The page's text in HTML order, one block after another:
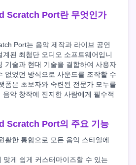
Scratch Port란 무엇인가
Port는 음악 제작과 라이브 공연
계된 최첨단 오디오 소프트웨어입니
기술과 현대 기술을 결합하여 사용자
없었던 방식으로 사운드를 조작할 수
폼은 초보자와 숙련된 전문가 모두를
음악 창작에 진지한 사람에게 필수적
Scratch Port의 주요 기능
활한 통합으로 모든 음악 스타일에
맞게 쉽게 커스터마이즈할 수 있는